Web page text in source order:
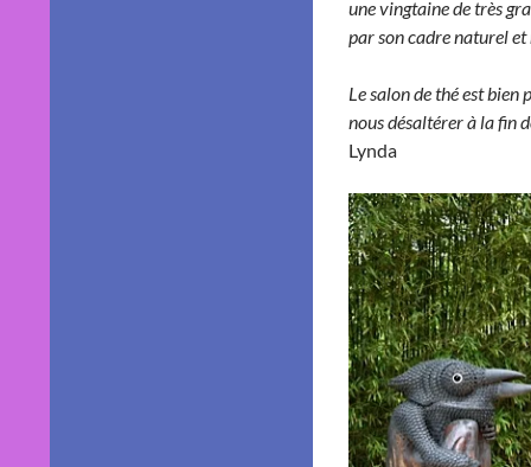
une vingtaine de très
par son cadre naturel et
Le salon de thé est
nous désaltérer à la fin
Lynda